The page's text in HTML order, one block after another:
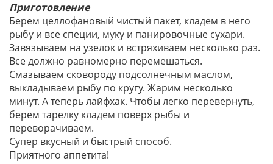
Приготовление
Берем целлофановый чистый пакет, кладем в него
рыбу и все специи, муку и панировочные сухари.
Завязываем на узелок и встряхиваем несколько раз.
Все должно равномерно перемешаться.
Смазываем сковороду подсолнечным маслом,
выкладываем рыбу по кругу. Жарим несколько
минут. А теперь лайфхак. Чтобы легко перевернуть,
берем тарелку кладем поверх рыбы и
переворачиваем.
Супер вкусный и быстрый способ.
Приятного аппетита!